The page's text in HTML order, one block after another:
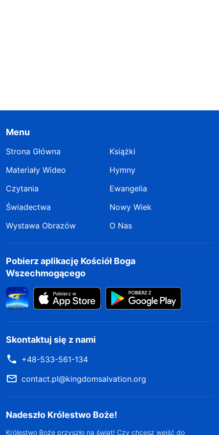
Menu
Strona Główna
Książki
Materiały Wideo
Hymny
Czytania
Ewangelia
Świadectwa
Nowy Wiek
Wystawa Obrazów
O Nas
Pobierz aplikację Kościół Boga
Wszechmogącego
Skontaktuj się z nami
+48-533-561-134
contact.pl@kingdomsalvation.org
Nadeszło Królestwo Boże!
Królestwo Boże przyszło na świat! Czy chcesz wejść do